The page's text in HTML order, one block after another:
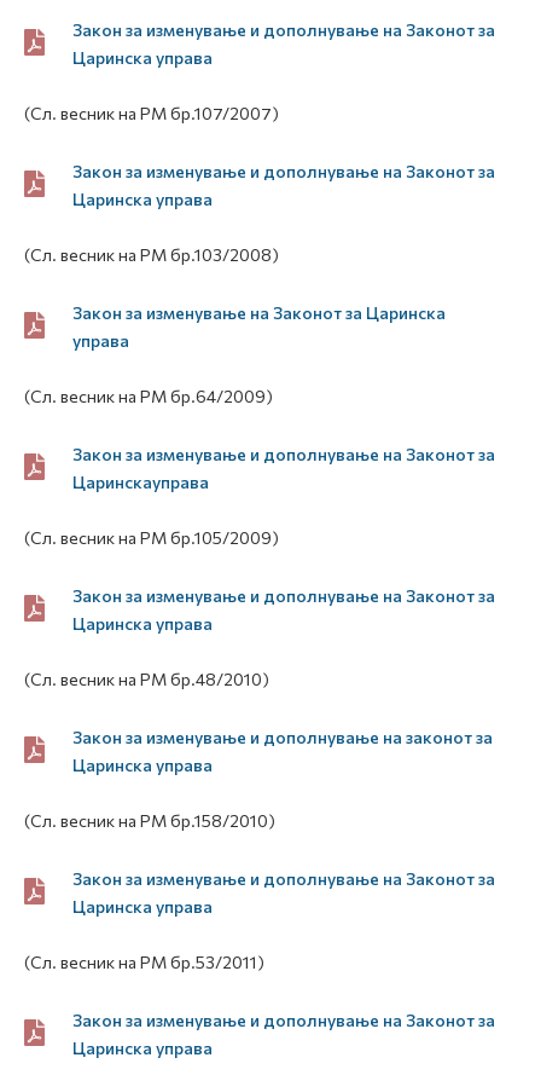
Закон за изменување и дополнување на Законот за
Царинска управа
(Сл. весник на РМ бр.107/2007)
Закон за изменување и дополнување на Законот за
Царинска управа
(Сл. весник на РМ бр.103/2008)
Закон за изменување на Законот за Царинска
управа
(Сл. весник на РМ бр.64/2009)
Закон за изменување и дополнување на Законот за
Царинскауправа
(Сл. весник на РМ бр.105/2009)
Закон за изменување и дополнување на Законот за
Царинска управа
(Сл. весник на РМ бр.48/2010)
Закон за изменување и дополнување на законот за
Царинска управа
(Сл. весник на РМ бр.158/2010)
Закон за изменување и дополнување на Законот за
Царинска управа
(Сл. весник на РМ бр.53/2011)
Закон за изменување и дополнување на Законот за
Царинска управа